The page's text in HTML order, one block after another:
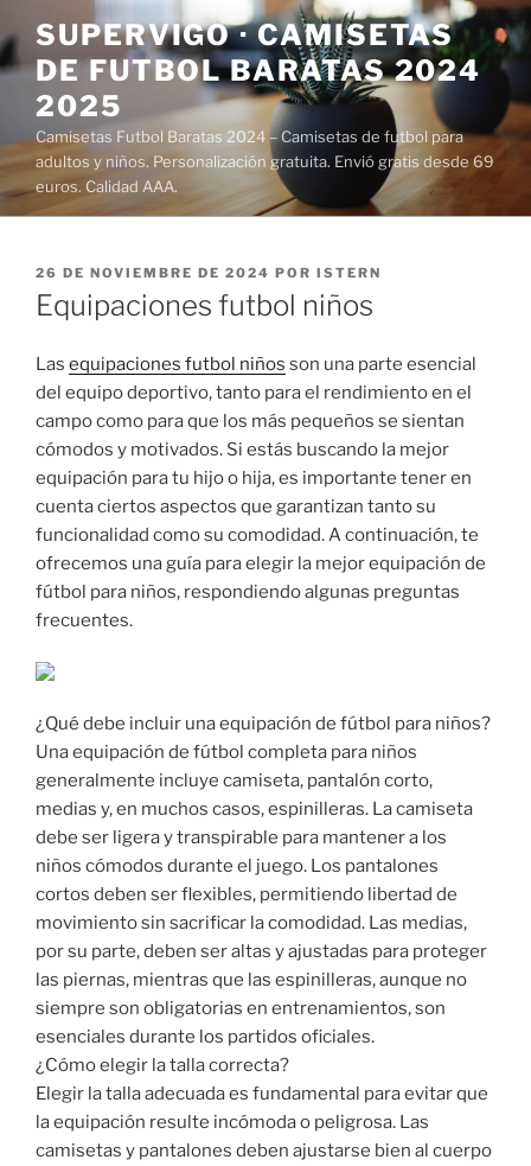
al
contenido
SUPERVIGO · CAMISETAS
DE FUTBOL BARATAS 2024
2025
Camisetas Futbol Baratas 2024 – Camisetas de futbol para
adultos y niños. Personalización gratuita. Envió gratis desde 69
euros. Calidad AAA.
PUBLICADO
EL
26 DE NOVIEMBRE DE 2024 POR ISTERN
Equipaciones futbol niños
Las equipaciones futbol niños son una parte esencial
del equipo deportivo, tanto para el rendimiento en el
campo como para que los más pequeños se sientan
cómodos y motivados. Si estás buscando la mejor
equipación para tu hijo o hija, es importante tener en
cuenta ciertos aspectos que garantizan tanto su
funcionalidad como su comodidad. A continuación, te
ofrecemos una guía para elegir la mejor equipación de
fútbol para niños, respondiendo algunas preguntas
frecuentes.
¿Qué debe incluir una equipación de fútbol para niños?
Una equipación de fútbol completa para niños
generalmente incluye camiseta, pantalón corto,
medias y, en muchos casos, espinilleras. La camiseta
debe ser ligera y transpirable para mantener a los
niños cómodos durante el juego. Los pantalones
cortos deben ser flexibles, permitiendo libertad de
movimiento sin sacrificar la comodidad. Las medias,
por su parte, deben ser altas y ajustadas para proteger
las piernas, mientras que las espinilleras, aunque no
siempre son obligatorias en entrenamientos, son
esenciales durante los partidos oficiales.
¿Cómo elegir la talla correcta?
Elegir la talla adecuada es fundamental para evitar que
la equipación resulte incómoda o peligrosa. Las
camisetas y pantalones deben ajustarse bien al cuerpo